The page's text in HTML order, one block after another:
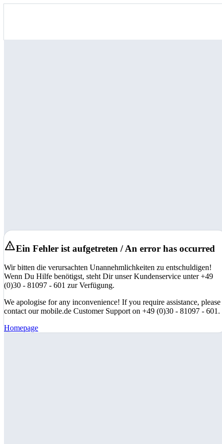
Ein Fehler ist aufgetreten / An error has occurred
Wir bitten die verursachten Unannehmlichkeiten zu entschuldigen!
Wenn Du Hilfe benötigst, steht Dir unser Kundenservice unter +49
(0)30 - 81097 - 601 zur Verfügung.
We apologise for any inconvenience! If you require assistance, please
contact our mobile.de Customer Support on +49 (0)30 - 81097 - 601.
Homepage